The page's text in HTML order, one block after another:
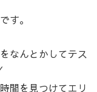
す。
なんとかしてテス
間を見つけてエリ